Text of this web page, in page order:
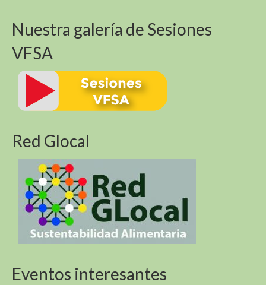
Biodiversidad de las montañas y los Objetivos de
Desarrollo Sostenible
Sustentabilidad Alimentaria En America Del Sur y
Africa (R4D)
Nuestra galería de Sesiones
VFSA
Red Glocal
Eventos interesantes